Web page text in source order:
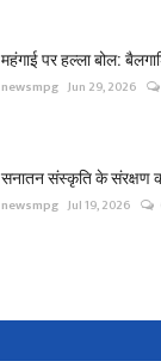
महंगाई पर हल्ला बोल:
newsmpg Jun 29, 2026
सनातन संस्कृति के संरक्षण
newsmpg Jul 19, 2026